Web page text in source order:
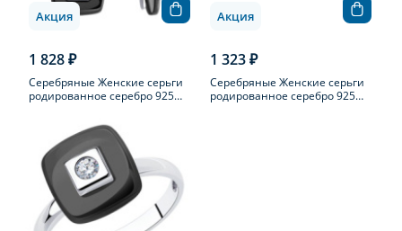
1 828 ₽
Серебряные Женские серьги
родированное серебро 925
Акция
1 323 ₽
Серебряные Женские серьги
родированное серебро 925
Акция